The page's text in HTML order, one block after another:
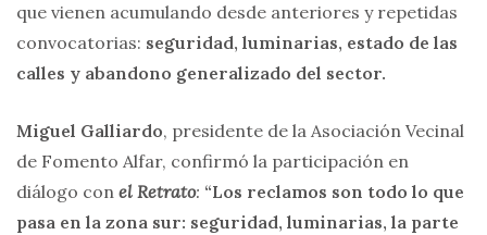
que vienen acumulando desde anteriores y repetidas
convocatorias: seguridad, luminarias, estado de las
calles y abandono generalizado del sector.
Miguel Galliardo, presidente de la Asociación Vecinal
de Fomento Alfar, confirmó la participación en
diálogo con el Retrato: “Los reclamos son todo lo que
pasa en la zona sur: seguridad, luminarias, la parte